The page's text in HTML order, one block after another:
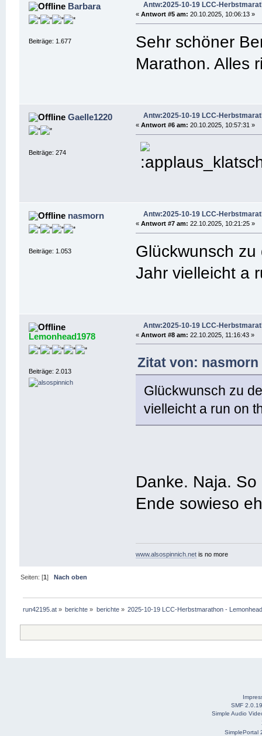
Barbara
Beiträge: 1.677
Antw:2025-10-19 LCC-
«Antwort #5 am: 20.10.2025, 10:06:13 »
Sehr schöner
Marathon. Alles
Gaelle1220
Beiträge: 274
Antw:2025-10-19 LCC-
«Antwort #6 am: 20.10.2025, 10:57:31 »
nasmorn
Beiträge: 1.053
Antw:2025-10-19 LCC-
«Antwort #7 am: 22.10.2025, 10:21:25 »
Glückwunsch
Jahr vielleicht a
Lemonhead1978
Beiträge: 2.013
Antw:2025-10-19 LCC-
«Antwort #8 am: 22.10.2025, 11:16:43 »
Zitat von: nasmorn
Glückwunsch zu
vielleicht a run on
Danke. Naja.
Ende sowieso
www.alsospinnich.net is no more
Seiten: [1]Nach oben
run42195.at » berichte » berichte» 2025-10-19 LCC-Herbstmarathon -
SMF 2.0.19
Simple Audio
SimplePortal